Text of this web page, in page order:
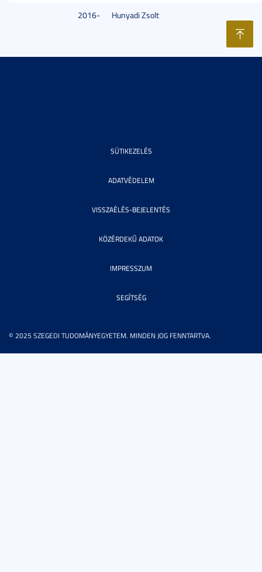
2016- Hunyadi Zsolt
© 2025 SZEGEDI TUDOMÁNYEGYETEM. MINDEN JOG FENNTARTVA.
SÜTIKEZELÉS
ADATVÉDELEM
VISSZAÉLÉS-BEJELENTÉS
KÖZÉRDEKŰ ADATOK
IMPRESSZUM
SEGÍTSÉG